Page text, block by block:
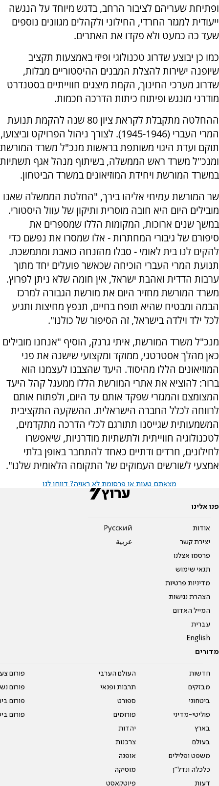
ופתיחת שעריהם לציבור הרחב, בדגש מיוחד על הנגשה
ייעודית למגזר החרדי, החילוני ולקהלים מגוונים נוספים
שעד כה כמעט ולא פקדו את האתרים.
כמו כן יבוצע שדרוג טכנולוגי ופיזי באמצעות תקציב
שיופנה ישירות להצלת המבנים ההיסטוריים מבלות,
שדרוג מערכי החינוך, הקמת מיצגים חווייתיים בסטנדרט
מודרני מונגש ופיתוח כיתות הדרכה חכמות.
ההחלטה מתקבלת לקראת ציון 80 שנה להקמת תנועת
המרי העברי (1945-1946). לצורך ניהול הפרויקט וביצועו,
תוקם ועדת היגוי משותפת בראשות מנכ"ל משרד המורשת
ומנכ"ל משרד ראש הממשלה, בשיתוף מנהל אגף תשתיות
במשרד המורשת ויחידת המוזיאונים במשרד הביטחון.
שר המורשת עמיחי אליהו בירך, "החלטת הממשלה שאנו
מובילים היום היא חובה מוסרית ותיקון של עוול היסטורי.
במשך שנים ארוכות, המקומות הללו שמספרים את
סיפורם של גיבורי המחתרות - אלו שמסרו את נפשם כדי
להקים לנו בית לאומי - סבלו מהזנחה כואבת ומתמשכת.
תנועת המרי העברי הוכיחה שכאשר פועלים יחד מתוך
ערבות הדדית ואהבת ישראל, אין חומה שלא ניתן לפרוץ.
משרד המורשת מחזיר היום את מורשת הגבורה למרכז
הבמה ומבטיח שהיא תופח בחיים, תנפץ מחיצות ותגיע
לכל ילד וילדה בישראל, זה הסיפור של כולנו".
מנכ"ל משרד המורשת, איתי גרנק, הוסיף "אנחנו מובילים
כאן מהלך אסטרטגי, ממוקד ומקצועי שישנה את פני
המוזיאונים הללו מהיסוד. היעד שהצבנו לעצמנו הוא
ברור: להוציא את אתרי המורשת הללו ממעגל קהל היעד
המצומצם והמגזרי שפקד אותם עד היום, ולפתוח אותם
לרווחה לכלל החברה הישראלית. ההשקעה התקציבית
המשמעותית שגייסנו תתורגם לכלי הדרכה מתקדמים,
לטכנולוגיה חווייתית ולתשתיות מודרניות, שיאפשרו
לחילונים, חרדים ודתיים כאחד להתחבר באופן בלתי
אמצעי לשורשים העמוקים של התקומה הלאומית שלנו".
מצאתם טעות או פרסומת לא ראויה? דווחו לנו
פנו אלינו
אודות
יצירת קשר
פרסמו אצלנו
תנאי שימוש
מדיניות פרטיות
הצהרת נגישות
המייל האדום
עברית
English
Pусский
عربية
מדורים
חדשות
מבזקים
ביטחוני
פוליטי-מדיני
בארץ
בעולם
משפט ופלילים
כלכלה ונדל"ן
דעות
העולם הערבי
תרבות ופנאי
ספורט
פורומים
יהדות
צרכנות
אופנה
מוסיקה
פיוטקאסט
פורום
פורום
פורום
פורום